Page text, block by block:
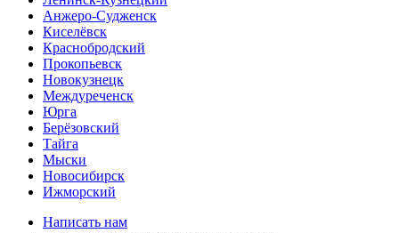
Анжеро-Судженск
Киселёвск
Краснобродский
Прокопьевск
Новокузнецк
Междуреченск
Юрга
Берёзовский
Тайга
Мыски
Новосибирск
Ижморский
Написать нам